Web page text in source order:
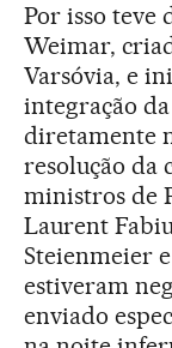
Por isso teve
Weimar,
Varsóvia, e
integração
diretamente
resolução da
ministros de
Laurent
Steienmeier
estiveram
enviado